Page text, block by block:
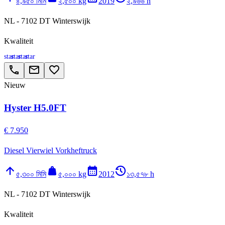
NL - 7102 DT Winterswijk
Kwaliteit
starstarstarstar
call email favorite_border
Nieuw
Hyster H5.0FT
€ 7.950
Diesel Vierwiel Vorkheftruck
arrow_upward ৫,৩০০ মিমিweight ৫,০০০ kgcalendar_month2012history_2১৩,৫৭৮ h
NL - 7102 DT Winterswijk
Kwaliteit